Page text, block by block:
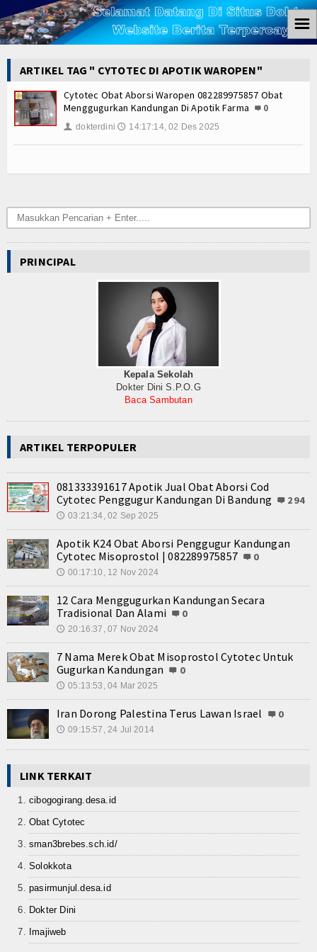
Ham
Kemiskinan
Ekonomi
Politik
Album Foto
E-Learning
Agenda
Data Alumni
Konsultasi
Kesehatan
Dalam Negeri
Luar Negeri
Hubungi Kami
☰
ARTIKEL TAG " CYTOTEC DI APOTIK WAROPEN"
Cytotec Obat Aborsi Waropen 082289975857 Obat
Menggugurkan Kandungan Di Apotik Farma
0
👤 dokterdini 🕔 14:17:14, 02 Des 2025
PRINCIPAL
Kepala Sekolah
Dokter Dini S.P.O.G
Baca Sambutan
ARTIKEL TERPOPULER
081333391617 Apotik Jual Obat Aborsi Cod
Cytotec Penggugur Kandungan Di Bandung
294
🕔 03:21:34, 02 Sep 2025
Apotik K24 Obat Aborsi Penggugur Kandungan
Cytotec Misoprostol | 082289975857
0
🕔 00:17:10, 12 Nov 2024
12 Cara Menggugurkan Kandungan Secara
Tradisional Dan Alami
0
🕔 20:16:37, 07 Nov 2024
7 Nama Merek Obat Misoprostol Cytotec Untuk
Gugurkan Kandungan
0
🕔 05:13:53, 04 Mar 2025
Iran Dorong Palestina Terus Lawan Israel 0
🕔 09:15:57, 24 Jul 2014
LINK TERKAIT
cibogogirang.desa.id
Obat Cytotec
sman3brebes.sch.id/
Solokkota
pasirmunjul.desa.id
Dokter Dini
Imajiweb